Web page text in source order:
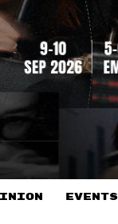
EVENTS